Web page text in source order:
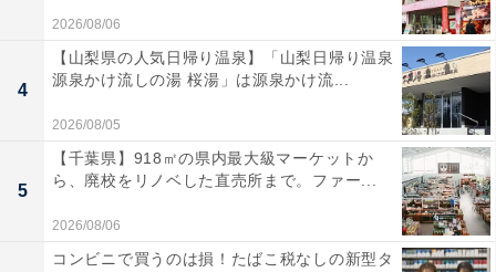
「林檎の湯屋おぶ〜」には以下のような口コミが寄せら
れています。
アルプス山系の伏流水を使った「ナノ水」のお湯や
水風呂がとても肌触りが良く、浸かっているだけで
身体が芯からリラックスできる。
2026/08/06
4
【山梨県の人気日帰り温泉】「山梨日帰り温泉
源泉かけ流しの湯 桜湯」は源泉かけ流...
2026/08/05
5
【千葉県】918㎡の県内最大級マーケットか
ら、廃校をリノベした直売所まで。ファー...
2026/08/06
コンビニで買うのは損！たばこ税なしの新型タ